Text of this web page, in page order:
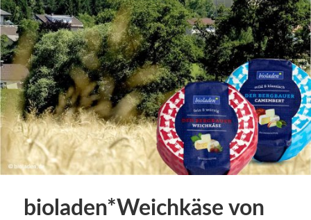
bioladen*Weichkäse von